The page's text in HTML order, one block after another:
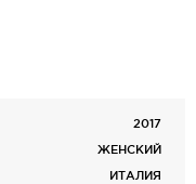
2017
ЖЕНСКИЙ
ИТАЛИЯ